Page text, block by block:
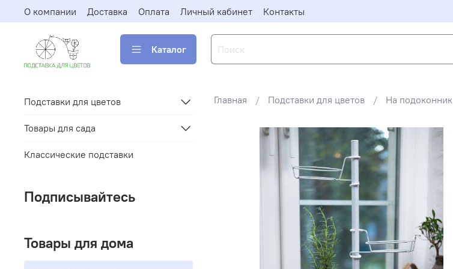
О компании Доставка Оплата Личный кабинет Контакты
Каталог
Главная Подставки для цветов На подоконник
Подставки для цветов
Товары для сада
Классические подставки
Подписывайтесь
Товары для дома